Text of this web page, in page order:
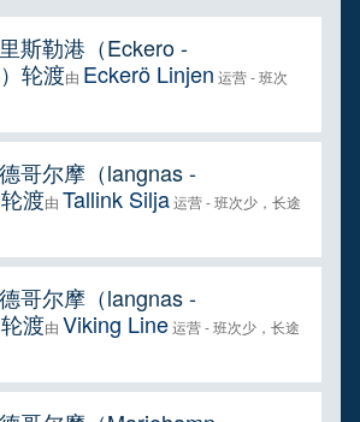
斯勒港（Eckero -
轮渡由 Eckerö Linjen 运营 - 班次
哥尔摩（langnas -
渡由 Tallink Silja运营 - 班次少，长途
哥尔摩（langnas -
渡由 Viking Line运营 - 班次少，长途